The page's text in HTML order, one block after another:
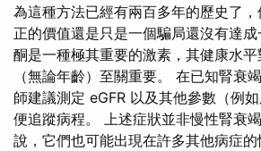
為這種方法已經有兩百多年的歷史了
正的價值還是只是一個騙局還沒有達
酮是一種極其重要的激素，其健康水
（無論年齡）至關重要。 在已知腎衰
師建議測定 eGFR 以及其他參數（例
便追蹤病程。 上述症狀並非慢性腎衰
說，它們也可能出現在許多其他病症